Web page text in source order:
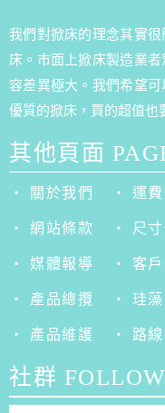
我們對掀床的理念其實
床。市面上掀床製造業
容差異極大。我們希望
優質的掀床，買的超值也
其他頁面
‧ 關於我們 ‧ 運費
‧ 網站條款 ‧ 尺
‧ 媒體報導 ‧ 客戶
‧ 產品總攬 ‧ 珪
‧ 產品維護 ‧ 路線
社群